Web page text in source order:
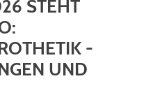
STEHT
-
UND